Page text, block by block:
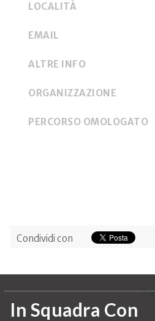
LOCALITÀ
EMAIL
ALTRE INFO
ORGANIZZAZIONE
PERCORSO OMOLOGATO
Condividi con
In Squadra Con